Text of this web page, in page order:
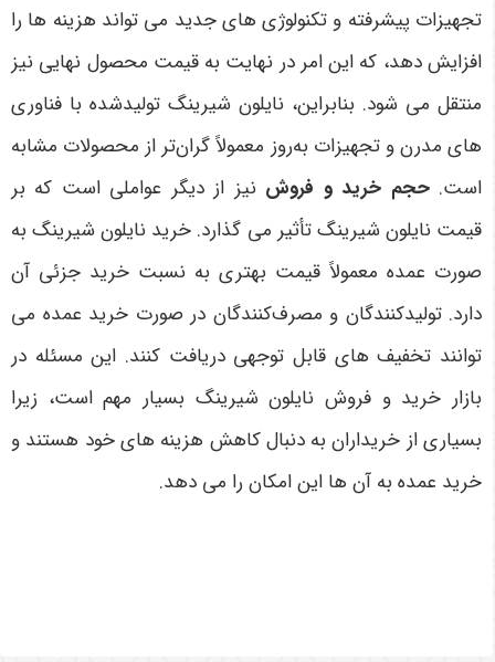
تجهیزات پیشرفته و تکنولوژی های جدید می تواند هزینه ها را
افزایش دهد، که این امر در نهایت به قیمت محصول نهایی نیز
منتقل می شود. بنابراین، نایلون شیرینگ تولیدشده با فناوری
های مدرن و تجهیزات به‌روز معمولاً گران‌تر از محصولات مشابه
است. حجم خرید و فروش نیز از دیگر عواملی است که بر
قیمت نایلون شیرینگ تأثیر می گذارد. خرید نایلون شیرینگ به
صورت عمده معمولاً قیمت بهتری به نسبت خرید جزئی آن
دارد. تولیدکنندگان و مصرف‌کنندگان در صورت خرید عمده می
توانند تخفیف های قابل توجهی دریافت کنند. این مسئله در
بازار خرید و فروش نایلون شیرینگ بسیار مهم است، زیرا
بسیاری از خریداران به دنبال کاهش هزینه های خود هستند و
خرید عمده به آن ها این امکان را می دهد.